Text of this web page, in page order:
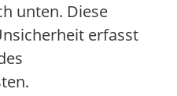
unten. Diese
erfasst